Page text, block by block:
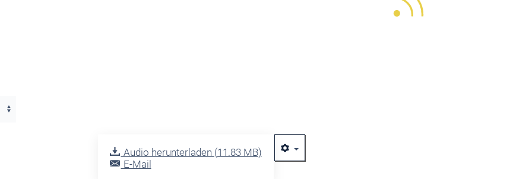
Audio herunterladen (11.83 MB)
E-Mail